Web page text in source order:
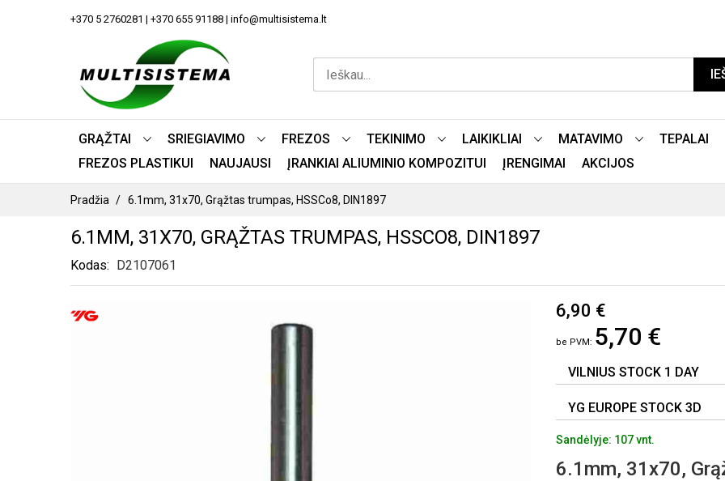
+370 5 2760281 | +370 655 91188 | info@multisistema.lt
GRĄŽTAI SRIEGIAVIMO FREZOS TEKINIMO LAIKIKLIAI MATAVIMO TEPALAI
FREZOS PLASTIKUI
NAUJAUSI ĮRANKIAI ALIUMINIO KOMPOZITUI ĮRENGIMAI AKCIJOS
Pradžia 6.1mm, 31x70, Grąžtas trumpas, HSSCo8, DIN1897
6.1MM, 31X70, GRĄŽTAS TRUMPAS, HSSCO8, DIN1897
Kodas D2107061
PEREITI
6,90 €
5,70 €
VILNIUS STOCK 1 DAY
YG EUROPE STOCK 3D
Sandėlyje: 107 vnt.
6.1mm, 31x70,